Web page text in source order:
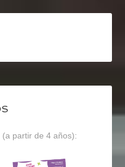
partir de 4 años):